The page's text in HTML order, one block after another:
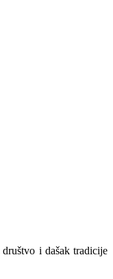
i dašak tradicije